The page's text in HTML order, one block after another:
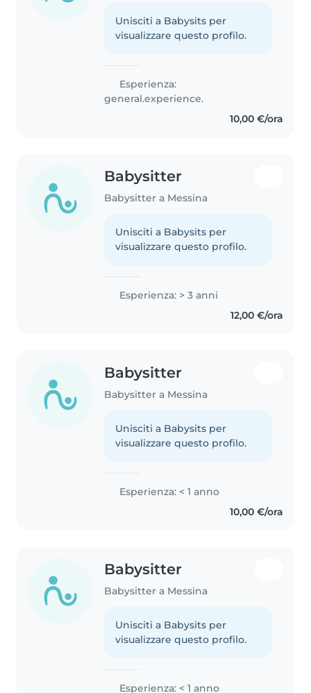
Unisciti a Babysits per
visualizzare questo profilo.
Esperienza:
general.experience.
10,00 €/ora
Babysitter
Babysitter a Messina
Unisciti a Babysits per
visualizzare questo profilo.
Esperienza: > 3 anni
12,00 €/ora
Babysitter
Babysitter a Messina
Unisciti a Babysits per
visualizzare questo profilo.
Esperienza: < 1 anno
10,00 €/ora
Babysitter
Babysitter a Messina
Unisciti a Babysits per
visualizzare questo profilo.
Esperienza: < 1 anno